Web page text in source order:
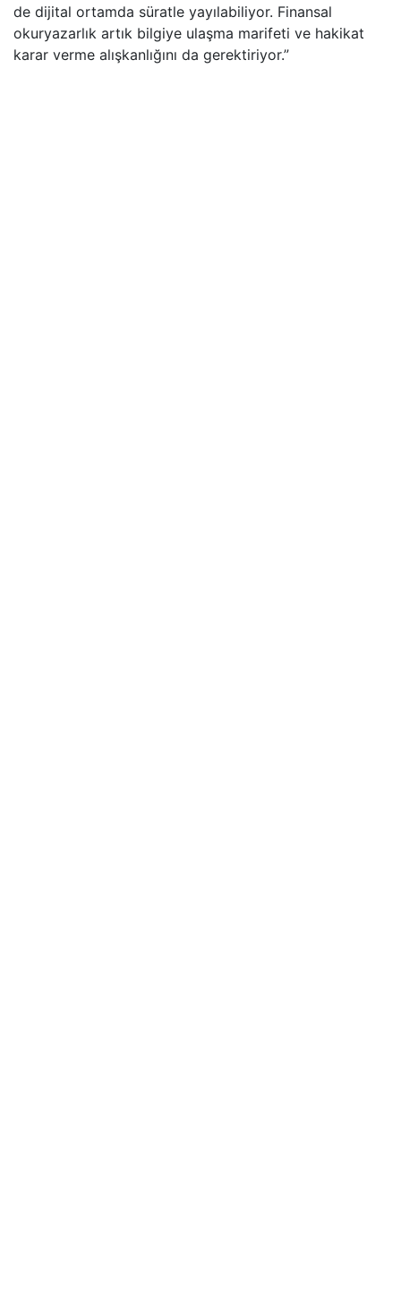
de dijital ortamda süratle yayılabiliyor. Finansal
okuryazarlık artık bilgiye ulaşma marifeti ve hakikat
karar verme alışkanlığını da gerektiriyor.”